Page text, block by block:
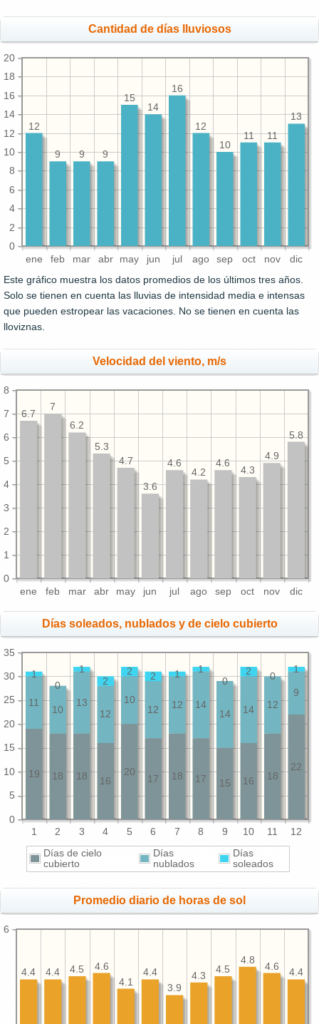
Cantidad de días lluviosos
ene feb mar abr may jun jul ago sep oct nov dic
0
2
4
6
8
10
12
14
16
18
20
13
11
11
10
12
16
14
15
9
9
9
12
Este gráfico muestra los datos promedios de los últimos tres años.
Solo se tienen en cuenta las lluvias de intensidad media e intensas
que pueden estropear las vacaciones. No se tienen en cuenta las
lloviznas.
Velocidad del viento, m/s
ene feb mar abr may jun jul ago sep oct nov dic
0
1
2
3
4
5
6
7
8
5.8
4.9
4.3
4.6
4.2
4.6
3.6
4.7
5.3
6.2
7
6.7
Días soleados, nublados y de cielo cubierto
1 2 3 4 5 6 7 8 9 10 11 12
0
5
10
15
20
25
30
35
22
18
16
15
17
18
17
20
16
18
18
19
9
12
14
14
14
12
12
10
12
13
10
11
1
0
2
0
1
1
2
2
2
1
0
1
Días de cielo
cubierto
Días
nublados
Días
soleados
Promedio diario de horas de sol
6
4.4
4.6
4.8
4.5
4.3
3.9
4.4
4.1
4.6
4.5
4.4
4.4